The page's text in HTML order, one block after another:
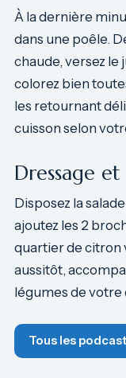
À la dernière
dans une poêle.
chaude, versez le
colorez bien
les retournant
cuisson selon
Dressage
Disposez la
ajoutez les 2
quartier de citron
aussitôt,
légumes de votre
Tous les